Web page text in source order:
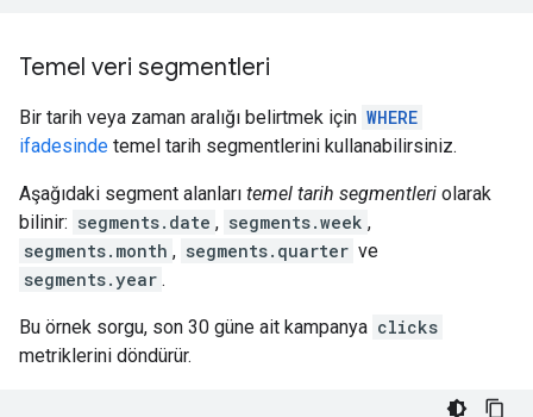
Temel veri segmentleri
Bir tarih veya zaman aralığı belirtmek için WHERE
ifadesinde temel tarih segmentlerini kullanabilirsiniz.
Aşağıdaki segment alanları temel tarih segmentleri olarak
bilinir: segments.date , segments.week ,
segments.month , segments.quarter ve
segments.year .
Bu örnek sorgu, son 30 güne ait kampanya clicks
metriklerini döndürür.